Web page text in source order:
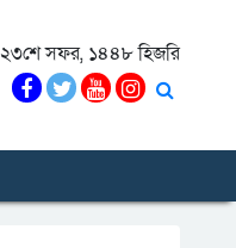
২৩শে সফর, ১৪৪৮ হিজরি